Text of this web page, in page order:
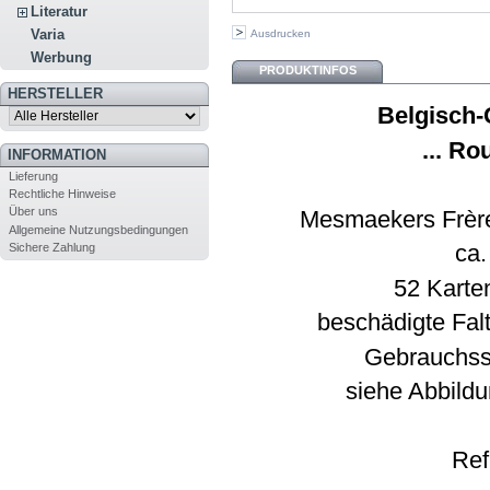
Literatur
Varia
Werbung
HERSTELLER
INFORMATION
Lieferung
Rechtliche Hinweise
Über uns
Allgemeine Nutzungsbedingungen
Sichere Zahlung
Ausdrucken
PRODUKTINFOS
...
Mesmaekers
52
beschädigte
siehe